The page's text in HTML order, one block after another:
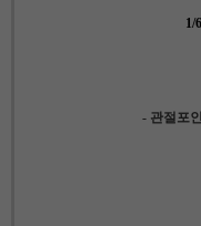
1/
- 관절포